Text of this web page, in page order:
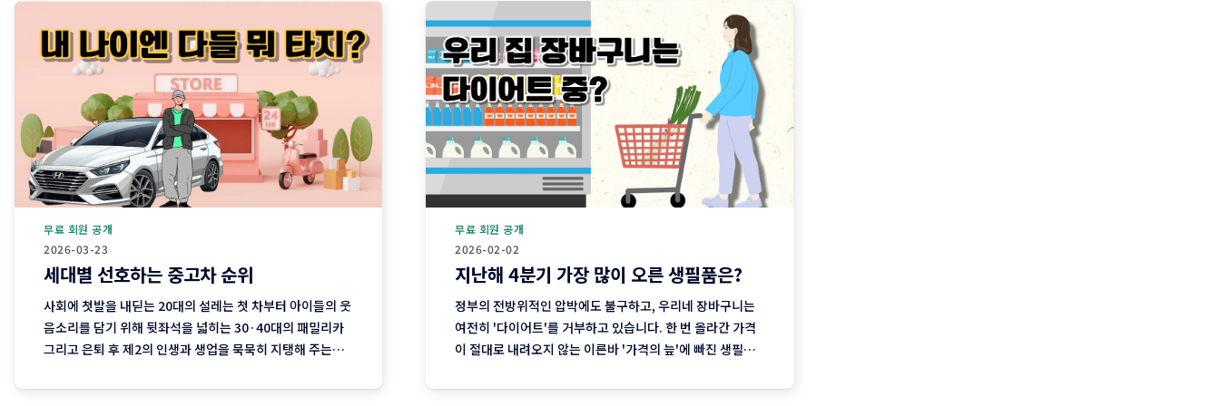
2026-03-23
무료 회원 공개
세대별 선호하는 중고차 순위
사회에 첫발을 내딛는 20대의 설레는 첫 차부터 아이들의 웃
음소리를 담기 위해 뒷좌석을 넓히는 30·40대의 패밀리카
그리고 은퇴 후 제2의 인생과 생업을 묵묵히 지탱해 주는
최근 3개월간의 중고차 직거래 데이터에는 이처럼 나이와 함
2026-02-02
무료 회원 공개
지난해 4분기 가장 많이 오른 생필품은?
정부의 전방위적인 압박에도 불구하고, 우리네 장바구니는
여전히 '다이어트'를 거부하고 있습니다. 한 번 올라간 가격
이 절대로 내려오지 않는 이른바 '가격의 늪'에 빠진 생필품
담, 이제는 '팩트'가 된 장바구니의 비명 퇴근길 마트에 들러